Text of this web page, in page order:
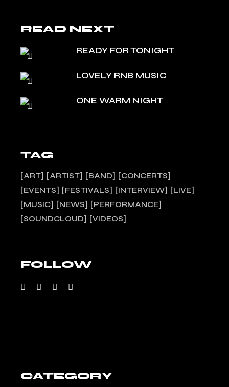
READ NEXT
READY FOR TONIGHT
LOVELY RNB MUSIC
ONE WARM NIGHT
TAG
ART ARTIST BAND
CONCERTS
EVENTS
FESTIVALS INTERVIEW
LIVE
MUSIC
NEWS
PERFORMANCE
SOUNDCLOUD
VIDEOS
FOLLOW
CATEGORY